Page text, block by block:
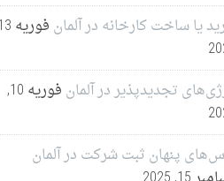
یا ساخت کارخانه در آلمان
تجدیدپذیر در آلمان
فوریه 10,
پنهان ثبت شرکت در آلمان